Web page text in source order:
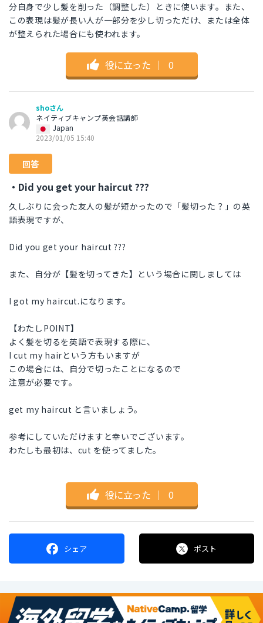
分自身で少し髪を削った（調整した）ときに使います。また、
この表現は髪が長い人が一部分を少し切っただけ、または全体
が整えられた場合にも使われます。
役に立った ｜ 0
shoさん
ネイティブキャンプ英会話講師
Japan
2023/01/05 15:40
回答
・Did you get your haircut ???
久しぶりに会った友人の髪が短かったので「髪切った？」の英
語表現ですが、
Did you get your haircut ???
また、自分が【髪を切ってきた】という場合に関しましては
I got my haircut.になります。
【わたしPOINT】
よく髪を切るを英語で表現する際に、
I cut my hairという方もいますが
この場合には、自分で切ったことになるので
注意が必要です。
get my haircut と言いましょう。
参考にしていただけますと幸いでございます。
わたしも最初は、cut を使ってました。
役に立った ｜ 0
シェア ポスト